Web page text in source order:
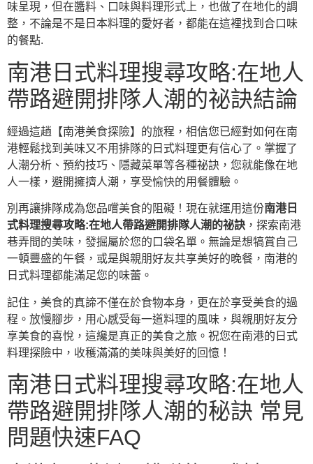
味呈現，但在醬料、口味與料理形式上，也做了在地化的調
整，不論是不是日本料理的愛好者，都能在這裡找到合口味
的餐點.
南港日式料理搜尋攻略:在地人
帶路避開排隊人潮的祕訣結論
經過這趟【南港美食探險】的旅程，相信您已經對如何在南
港輕鬆找到美味又不用排隊的日式料理更有信心了。掌握了
人潮分析、預約技巧、隱藏菜單等各種祕訣，您就能像在地
人一樣，避開擁擠人潮，享受愉快的用餐體驗。
別再讓排隊成為您品嚐美食的阻礙！現在就運用這份南港日
式料理搜尋攻略:在地人帶路避開排隊人潮的祕訣 ，探索南港
巷弄間的美味，發掘屬於您的口袋名單。無論是想犒賞自己
一頓豐盛的午餐，或是與親朋好友共享美好的晚餐，南港的
日式料理都能滿足您的味蕾。
記住，美食的真諦不僅在於食物本身，更在於享受美食的過
程。放慢腳步，用心感受每一道料理的風味，與親朋好友分
享美食的喜悅，這纔是真正的美食之旅。祝您在南港的日式
料理探險中，收穫滿滿的美味與美好的回憶！
南港日式料理搜尋攻略:在地人
帶路避開排隊人潮的秘訣 常見
問題快速FAQ